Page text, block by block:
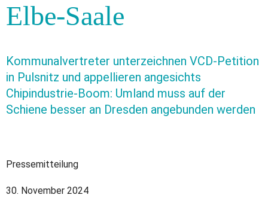
Elbe-Saale
Kommunalvertreter unterzeichnen VCD-Petition
in Pulsnitz und appellieren angesichts
Chipindustrie-Boom: Umland muss auf der
Schiene besser an Dresden angebunden werden
Pressemitteilung
30. November 2024